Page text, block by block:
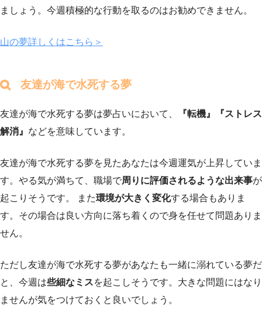
ましょう。今週積極的な行動を取るのはお勧めできません。
山の夢詳しくはこちら＞
友達が海で水死する夢
友達が海で水死する夢は夢占いにおいて、
『転機』『ストレス
解消』 などを意味しています。
友達が海で水死する夢を見たあなたは今週運気が上昇していま
す。やる気が満ちて、職場で周りに評価されるような出来事が
起こりそうです。 また環境が大きく変化する場合もありま
す。その場合は良い方向に落ち着くので身を任せて問題ありま
せん。
ただし友達が海で水死する夢があなたも一緒に溺れている夢だ
と、今週は些細なミスを起こしそうです。大きな問題にはなり
ませんが気をつけておくと良いでしょう。